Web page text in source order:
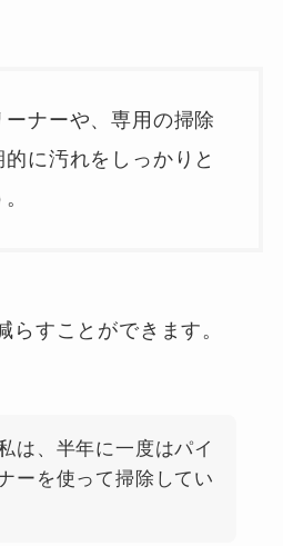
ナーや、専用の掃除
に汚れをしっかりと
らすことができます。
は、半年に一度はパイ
ーを使って掃除してい